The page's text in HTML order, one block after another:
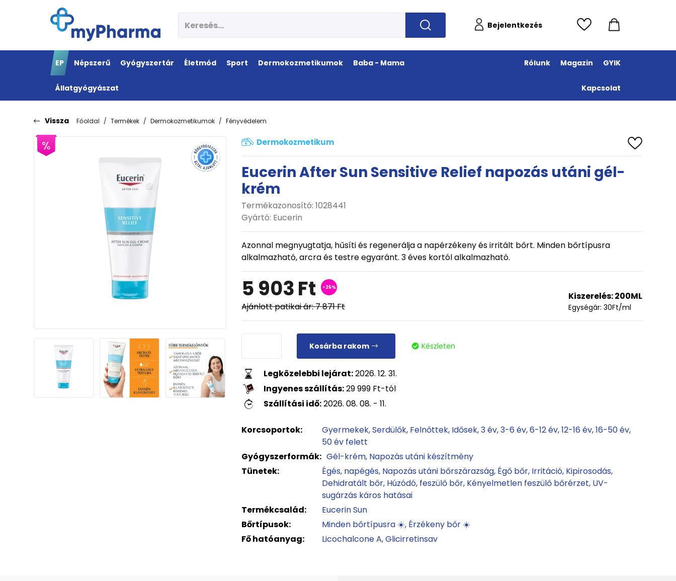
Bejelentkezés
EP Népszerű Gyógyszertár Életmód Sport Dermokozmetikumok Baba - Mama
Állatgyógyászat
Rólunk Magazin GYIK
Kapcsolat
Vissza Főoldal Termékek Dermokozmetikumok Fényvédelem
Dermokozmetikum
Eucerin After Sun Sensitive Relief napozás utáni gél-
krém
Termékazonosító: 1028441
Gyártó: Eucerin
Azonnal megnyugtatja, hűsíti és regenerálja a napérzékeny és irritált bőrt. Minden bőrtípusra
alkalmazható, arcra és testre egyaránt. 3 éves kortól alkalmazható.
5 903Ft -25%
Ajánlott patikai ár:7 871Ft
Kiszerelés:200ML
Egységár: 30Ft/ml
Kosárba rakom Készleten
Legközelebbi lejárat:2026. 12. 31.
Ingyenes szállítás:29 999 Ft-tól
Szállítási idő:2026. 08. 08. - 11.
Korcsoportok: Gyermekek Serdülők Felnőttek Idősek 3 év 3-6 év 6-12 év 12-16 év 16-50 év
50 év felett
Gyógyszerformák: Gél-krém Napozás utáni készítmény
Tünetek:
Égés, napégés Napozás utáni bőrszárazság Égő bőr Irritáció Kipirosodás
Dehidratált bőr Húzódó, feszülő bőr Kényelmetlen feszülő bőrérzet UV-
sugárzás káros hatásai
Termékcsalád:
Eucerin Sun
Bőrtípusok:
Minden bőrtípusra ☀️ Érzékeny bőr ☀️
Fő hatóanyag:
Licochalcone A Glicirretinsav